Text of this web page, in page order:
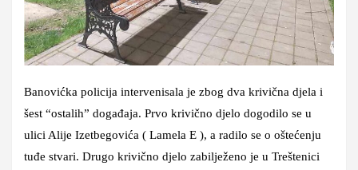
Banovićka policija intervenisala je zbog dva krivična djela i
šest “ostalih” događaja. Prvo krivično djelo dogodilo se u
ulici Alije Izetbegovića ( Lamela E ), a radilo se o oštećenju
tuđe stvari. Drugo krivično djelo zabilježeno je u Treštenici